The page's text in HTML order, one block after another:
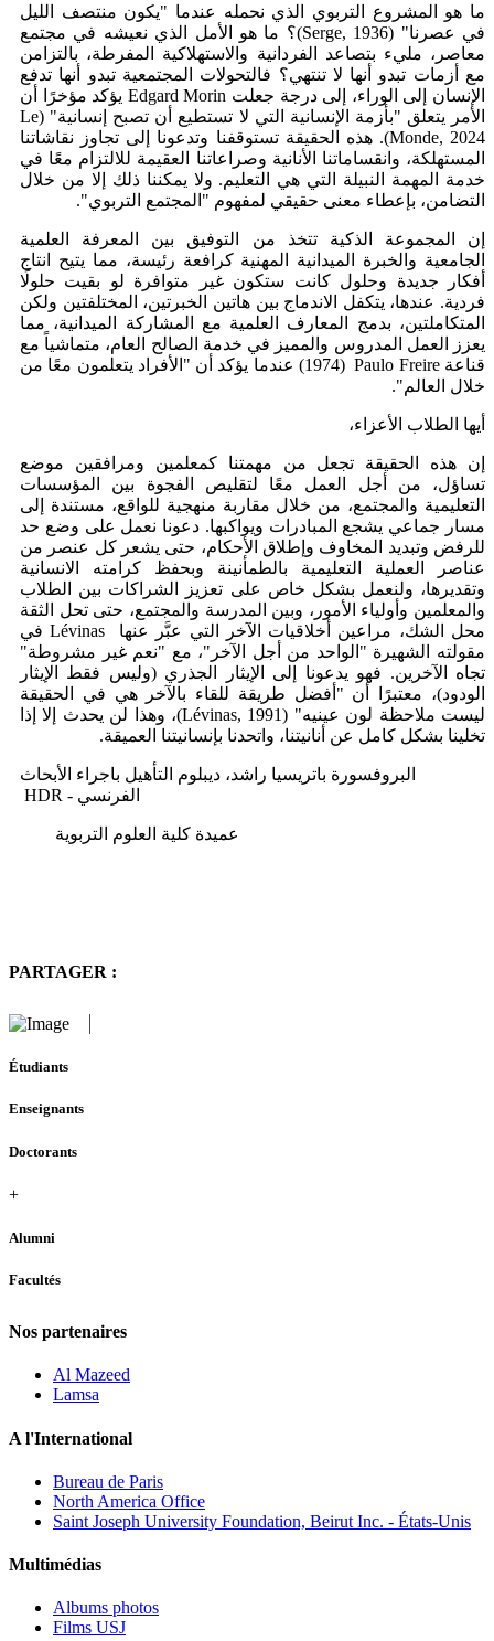
ما هو المشروع التربوي الذي نحمله عندما "يكون منتصف الليل
في عصرنا" (Serge, 1936)؟ ما هو الأمل الذي نعيشه في مجتمع
معاصر، مليء بتصاعد الفردانية والاستهلاكية المفرطة، بالتزامن
مع أزمات تبدو أنها لا تنتهي؟ فالتحولات المجتمعية تبدو أنها تدفع
الإنسان إلى الوراء، إلى درجة جعلت Edgard Morin يؤكد مؤخرًا أن
الأمر يتعلق "بأزمة الإنسانية التي لا تستطيع أن تصبح إنسانية" (Le
Monde, 2024). هذه الحقيقة تستوقفنا وتدعونا إلى تجاوز نقاشاتنا
المستهلكة، وانقساماتنا الأنانية وصراعاتنا العقيمة للالتزام معًا في
خدمة المهمة النبيلة التي هي التعليم. ولا يمكننا ذلك إلا من خلال
التضامن، بإعطاء معنى حقيقي لمفهوم "المجتمع التربوي".
إن المجموعة الذكية تتخذ من التوفيق بين المعرفة العلمية
الجامعية والخبرة الميدانية المهنية كرافعة رئيسة، مما يتيح انتاج
أفكار جديدة وحلول كانت ستكون غير متوافرة لو بقيت حلولًا
فردية. عندها، يتكفل الاندماج بين هاتين الخبرتين، المختلفتين ولكن
المتكاملتين، بدمج المعارف العلمية مع المشاركة الميدانية، مما
يعزز العمل المدروس والمميز في خدمة الصالح العام، متماشياً مع
قناعةPaulo Freire
(1974) عندما يؤكد أن "الأفراد يتعلمون معًا من
خلال العالم".
أيها الطلاب الأعزاء،
إن هذه الحقيقة تجعل من مهمتنا كمعلمين ومرافقين موضع
تساؤل، من أجل العمل معًا لتقليص الفجوة بين المؤسسات
التعليمية والمجتمع، من خلال مقاربة منهجية للواقع، مستندة إلى
مسار جماعي يشجع المبادرات ويواكبها. دعونا نعمل على وضع حد
للرفض وتبديد المخاوف وإطلاق الأحكام، حتى يشعر كل عنصر من
عناصر العملية التعليمية بالطمأنينة وبحفظ كرامته الانسانية
وتقديرها، ولنعمل بشكل خاص على تعزيز الشراكات بين الطلاب
والمعلمين وأولياء الأمور، وبين المدرسة والمجتمع، حتى تحل الثقة
محل الشك، مراعين أخلاقيات الآخر التي عبَّر عنها Lévinasفي
مقولته الشهيرة "الواحد من أجل الآخر"، مع "نعم غير مشروطة"
تجاه الآخرين. فهو يدعونا إلى الإيثار الجذري (وليس فقط الإيثار
الودود)، معتبرًا أن "أفضل طريقة للقاء بالآخر هي في الحقيقة
ليست ملاحظة لون عينيه" (Lévinas, 1991)، وهذا لن يحدث إلا إذا
تخلينا بشكل كامل عن أنانيتنا، واتحدنا بإنسانيتنا العميقة.
البروفسورة باتريسيا راشد، ديبلوم التأهيل باجراء الأبحاث
الفرنسي - HDR
عميدة كلية العلوم التربوية
PARTAGER :
Étudiants
Enseignants
Doctorants
+
Alumni
Facultés
Nos partenaires
Al Mazeed
Lamsa
A l'International
Bureau de Paris
North America Office
Saint Joseph University Foundation, Beirut Inc. - États-Unis
Multimédias
Albums photos
Films USJ